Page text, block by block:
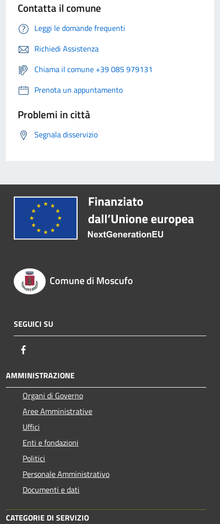
Contatta il comune
Leggi le domande frequenti
Richiedi Assistenza
Chiama il comune +39 085 979131
Prenota un appuntamento
Problemi in città
Segnala disservizio
Comune di Moscufo
SEGUICI SU
AMMINISTRAZIONE
Organi di Governo
Aree Amministrative
Uffici
Enti e fondazioni
Politici
Personale Amministrativo
Documenti e dati
CATEGORIE DI SERVIZIO